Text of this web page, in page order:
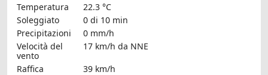
Temperatura
22.3 °C
Soleggiato
0 di 10 min
Precipitazioni
0 mm/h
Velocità del
vento
17 km/h da NNE
Raffica
39 km/h